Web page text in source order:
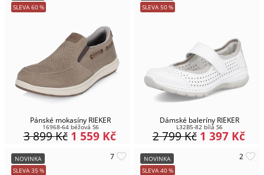
SLEVA 60%
Pánské mokasíny RIEKER
16968-64 béžová S6
1 559 Kč
3 899Kč
SLEVA 50%
Dámské baleríny RIEKER
L32B5-82 bílá S6
1 397 Kč
2 799Kč
NOVINKA
SLEVA 35 %
NOVINKA
SLEVA 40%